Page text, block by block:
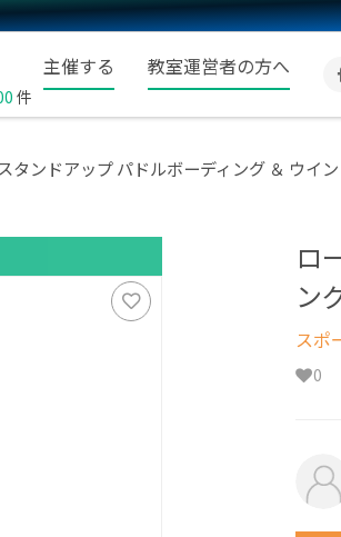
件
主催する 教室運営者の方へ
タンドアップ パドルボーディング ＆ ウイ
ロ
ン
スポ
0